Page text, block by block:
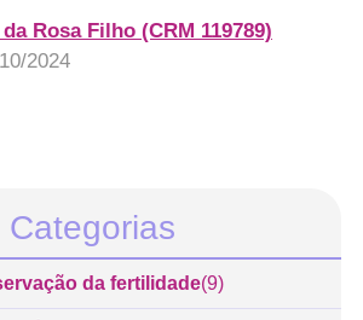
Rosa Filho (CRM 119789)
2024
Categorias
da fertilidade(9)